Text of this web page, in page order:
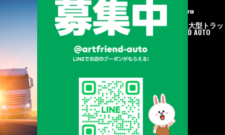
©2020中古トラック・大型トラッ
ク販売はART FRIEND AUTO